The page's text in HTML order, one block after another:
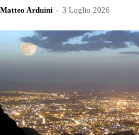
Matteo Arduini - 3 Luglio 2026